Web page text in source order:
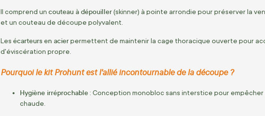
Il comprend un couteau à dépouiller(skinner) à pointe arrondie pour préserver la
et un couteau de découpe polyvalent.
Les écarteurs en acierpermettent de maintenir la cage thoracique ouverte pour
d'éviscération propre.
Pourquoi le kit Prohunt est l'allié incontournable de la découpe ?
Hygiène irréprochable : Conception monobloc sans interstice pour
chaude.